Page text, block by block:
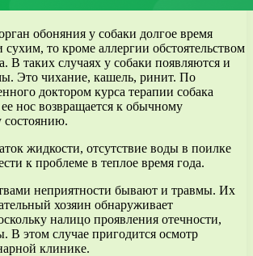
обоняния у собаки долгое время
сухим, то кроме аллергии обстоятельством
В таких случаях у собаки появляются и
Это чихание, кашель, ринит. По
доктором курса терапии собака
нос возвращается к обычному
состоянию.
жидкости, отсутствие воды в поилке
к проблеме в теплое время года.
неприятности бывают и травмы. Их
хозяин обнаруживает
налицо проявления отечности,
В этом случае пригодится осмотр
клинике.